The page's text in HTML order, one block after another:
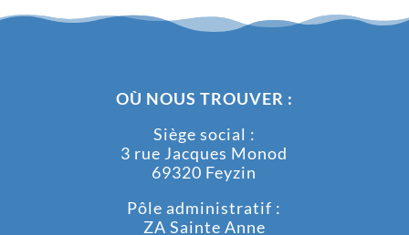
OÙ NOUS TROUVER :
Siège social :
3 rue Jacques Monod
69320 Feyzin
Pôle administratif :
ZA Sainte Anne